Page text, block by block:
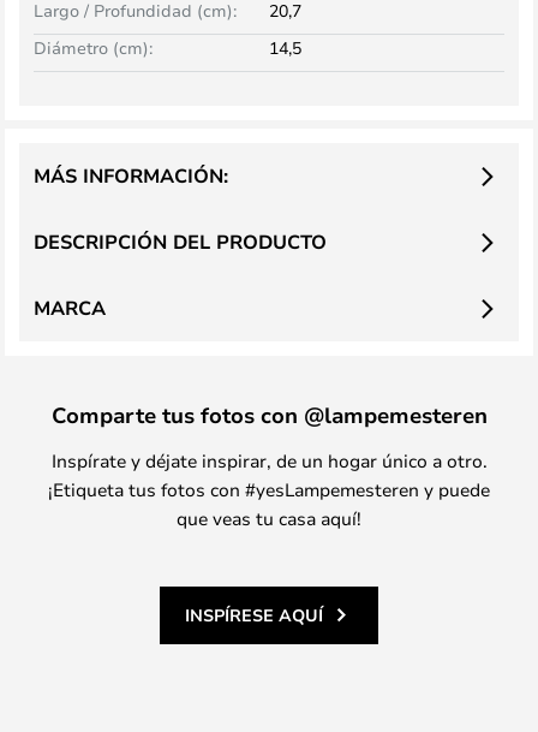
Largo / Profundidad (cm):
20,7
Diámetro (cm):
14,5
DESCRIPCIÓN DEL PRODUCTO
MÁS INFORMACIÓN:
MARCA
Comparte tus fotos con @lampemesteren
Inspírate y déjate inspirar, de un hogar único a otro.
¡Etiqueta tus fotos con #yesLampemesteren y puede
que veas tu casa aquí!
INSPÍRESE AQUÍ